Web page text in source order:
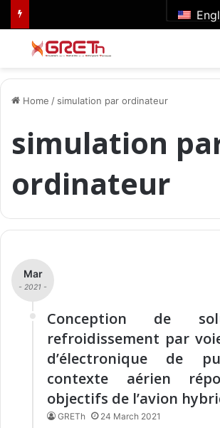
Home / simulation par ordinateur
simulation
ordinateur
Mar
- 2021 -
Conception de
refroidissement par
d’électronique de
contexte aérien
objectifs de l’avion
GRETh 24 March 2021